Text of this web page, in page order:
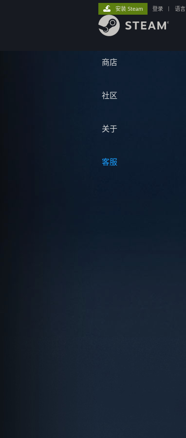
商店
社区
关于
客服
安装 Steam 登录 语言